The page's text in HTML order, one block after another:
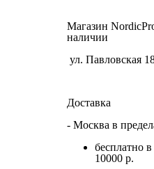
Магазин
наличии
ул. Павловская
Доставка
- Москва в
бесплатно
10000 р.